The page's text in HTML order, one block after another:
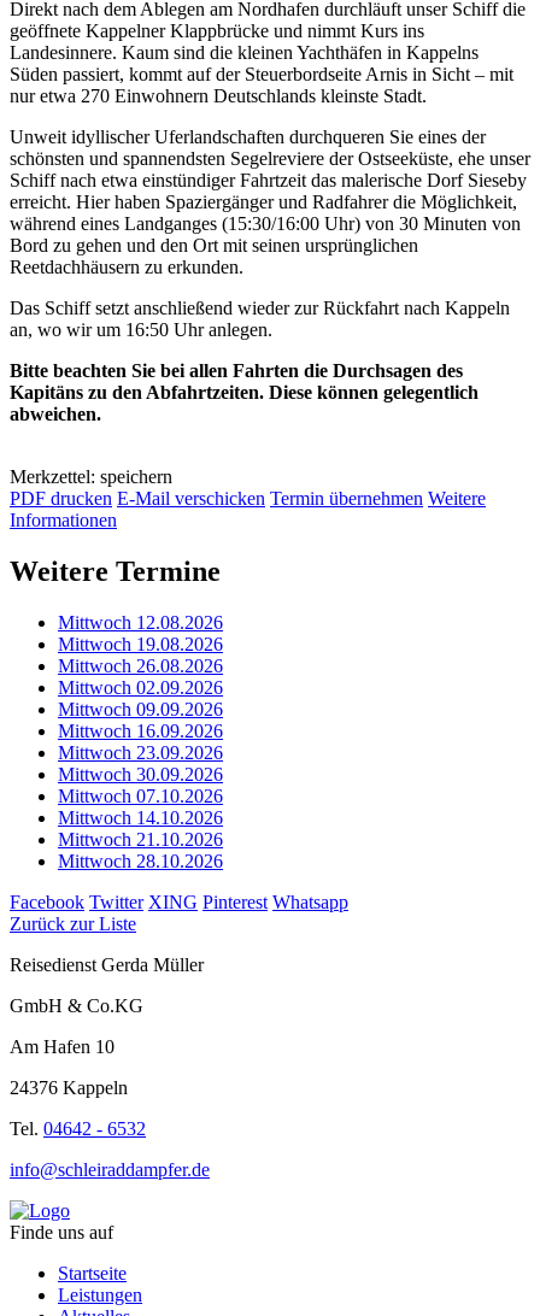
Direkt nach dem Ablegen am Nordhafen durchläuft unser Schiff die
geöffnete Kappelner Klappbrücke und nimmt Kurs ins
Landesinnere. Kaum sind die kleinen Yachthäfen in Kappelns
Süden passiert, kommt auf der Steuerbordseite Arnis in Sicht – mit
nur etwa 270 Einwohnern Deutschlands kleinste Stadt.
Unweit idyllischer Uferlandschaften durchqueren Sie eines der
schönsten und spannendsten Segelreviere der Ostseeküste, ehe unser
Schiff nach etwa einstündiger Fahrtzeit das malerische Dorf Sieseby
erreicht. Hier haben Spaziergänger und Radfahrer die Möglichkeit,
während eines Landganges (15:30/16:00 Uhr) von 30 Minuten von
Bord zu gehen und den Ort mit seinen ursprünglichen
Reetdachhäusern zu erkunden.
Das Schiff setzt anschließend wieder zur Rückfahrt nach Kappeln
an, wo wir um 16:50 Uhr anlegen.
Bitte beachten Sie bei allen Fahrten die Durchsagen des
Kapitäns zu den Abfahrtzeiten. Diese können gelegentlich
abweichen.
Merkzettel: speichern
PDF drucken E-Mail verschicken Termin übernehmen Weitere
Informationen
Weitere Termine
Mittwoch 12.08.2026
Mittwoch 19.08.2026
Mittwoch 26.08.2026
Mittwoch 02.09.2026
Mittwoch 09.09.2026
Mittwoch 16.09.2026
Mittwoch 23.09.2026
Mittwoch 30.09.2026
Mittwoch 07.10.2026
Mittwoch 14.10.2026
Mittwoch 21.10.2026
Mittwoch 28.10.2026
Facebook Twitter XING Pinterest Whatsapp
Zurück zur Liste
Reisedienst Gerda Müller
GmbH & Co.KG
Am Hafen 10
24376 Kappeln
Tel. 04642 - 6532
info@schleiraddampfer.de
Finde uns auf
Startseite
Leistungen